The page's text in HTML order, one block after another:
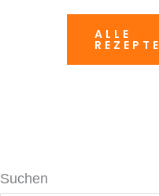
ALLE
REZEPTE
Suchen